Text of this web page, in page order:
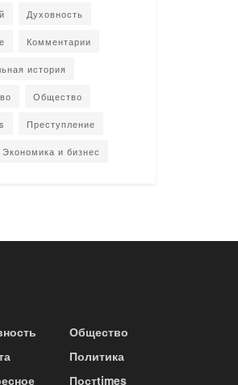
Духовность
Комментарии
история
Общество
Преступление
Экономика и бизнес
Общество
Политика
Постtimes